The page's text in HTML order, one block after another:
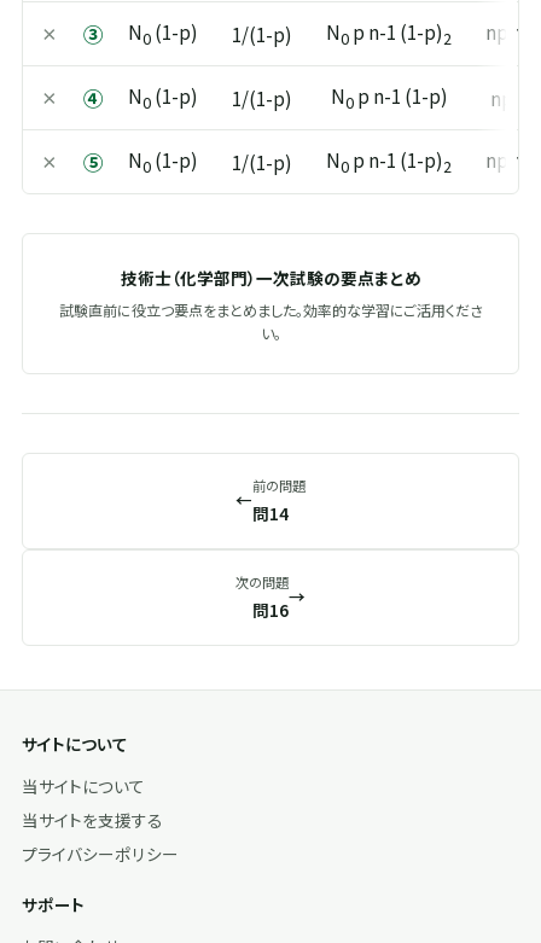
× ③ N0 (1-p) 1/(1-p) N0 p n-1 (1-p)2 np n-
× ④ N0 (1-p) 1/(1-p) N0p n-1 (1-p) np n-
× ⑤ N0 (1-p) 1/(1-p) N0 p n-1 (1-p)2 np n-
技術士（化学部門）一次試験の要点まとめ
試験直前に役立つ要点をまとめました。効率的な学習にご活用くださ
い。
←
前の問題
問14
次の問題
問16
→
サイトについて
当サイトについて
当サイトを支援する
プライバシーポリシー
サポート